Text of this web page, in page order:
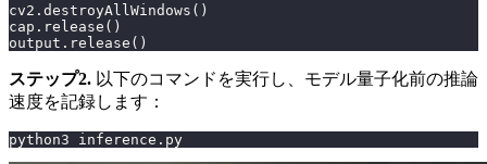
cv2 . destroyAllWindows ( )
cap . release ( )
output . release ( )
ステップ2. 以下のコマンドを実行し、モデル量子化前の推論
速度を記録します：
python3 inference.py